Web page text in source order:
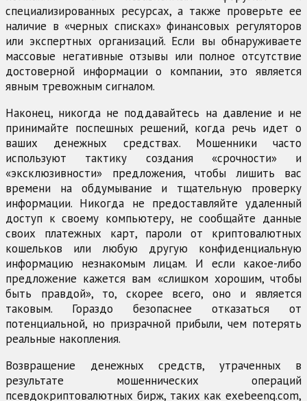
специализированных ресурсах, а также проверьте ее
наличие в «черных списках» финансовых регуляторов
или экспертных организаций. Если вы обнаруживаете
массовые негативные отзывы или полное отсутствие
достоверной информации о компании, это является
явным тревожным сигналом.
Наконец, никогда не поддавайтесь на давление и не
принимайте поспешных решений, когда речь идет о
ваших денежных средствах. Мошенники часто
используют тактику создания «срочности» и
«эксклюзивности» предложения, чтобы лишить вас
времени на обдумывание и тщательную проверку
информации. Никогда не предоставляйте удаленный
доступ к своему компьютеру, не сообщайте данные
своих платежных карт, пароли от криптовалютных
кошельков или любую другую конфиденциальную
информацию незнакомым лицам. И если какое-либо
предложение кажется вам «слишком хорошим, чтобы
быть правдой», то, скорее всего, оно и является
таковым. Гораздо безопаснее отказаться от
потенциальной, но призрачной прибыли, чем потерять
реальные накопления.
Возвращение денежных средств, утраченных в
результате мошеннических операций
псевдокриптовалютных бирж, таких как exebeeng.com,